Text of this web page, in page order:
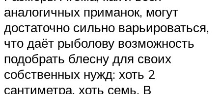
аналогичных приманок, могут
достаточно сильно варьироваться,
что даёт рыболову возможность
подобрать блесну для своих
собственных нужд: хоть 2
сантиметра, хоть семь. В